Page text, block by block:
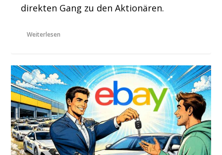
direkten Gang zu den Aktionären.
Weiterlesen